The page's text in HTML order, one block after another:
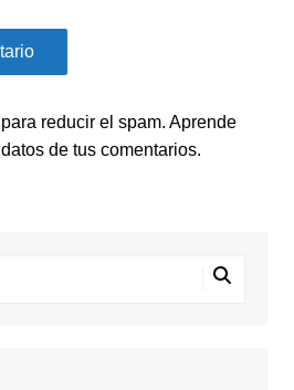
reducir el spam. Aprende
de tus comentarios.